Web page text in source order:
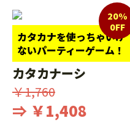
カタカナを使っちゃいけ
ないパーティーゲーム！
20%
0FF
カタカナーシ
￥1,760
⇒ ￥1,408